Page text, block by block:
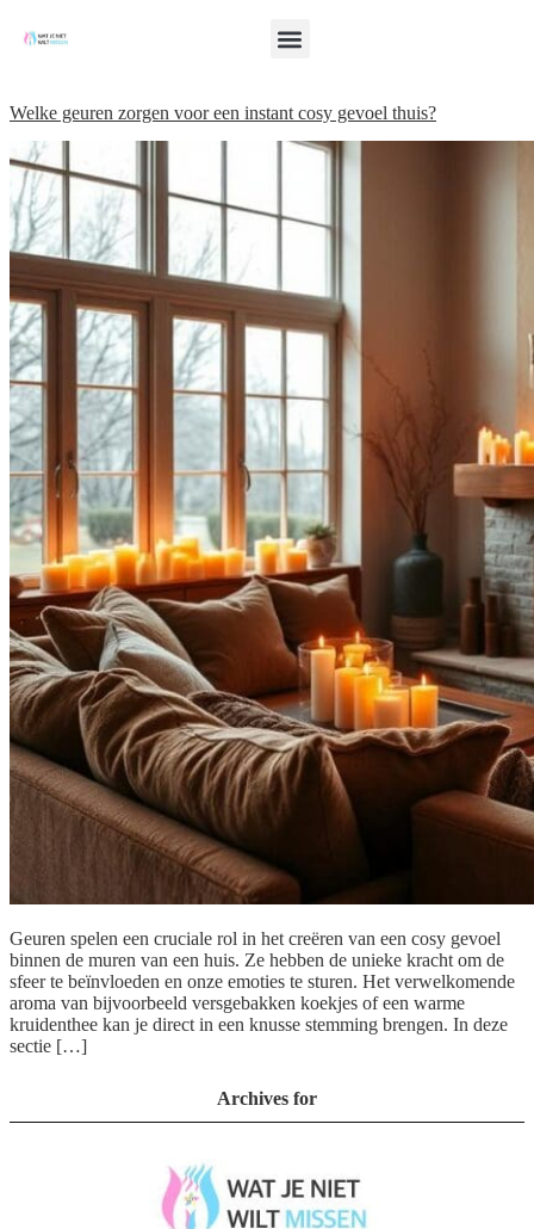
Welke geuren zorgen voor een instant cosy gevoel thuis?
Geuren spelen een cruciale rol in het creëren van een cosy gevoel
binnen de muren van een huis. Ze hebben de unieke kracht om de
sfeer te beïnvloeden en onze emoties te sturen. Het verwelkomende
aroma van bijvoorbeeld versgebakken koekjes of een warme
kruidenthee kan je direct in een knusse stemming brengen. In deze
sectie […]
Archives for